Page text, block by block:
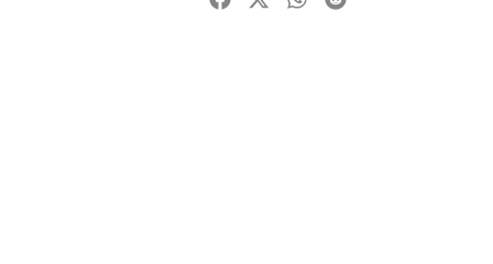
Facebook
TwitterWhatsapp
Reddit